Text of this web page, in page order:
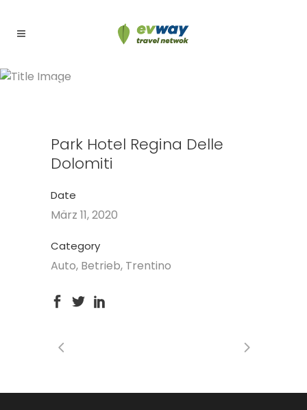
Park Hotel Regina delle
Park Hotel Regina Delle
Dolomiti
Date
März 11, 2020
Category
Auto, Betrieb, Trentino